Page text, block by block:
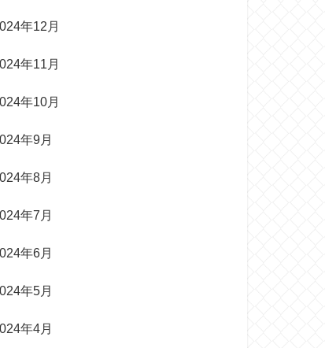
年12月
年11月
年10月
年9月
年8月
年7月
年6月
年5月
年4月